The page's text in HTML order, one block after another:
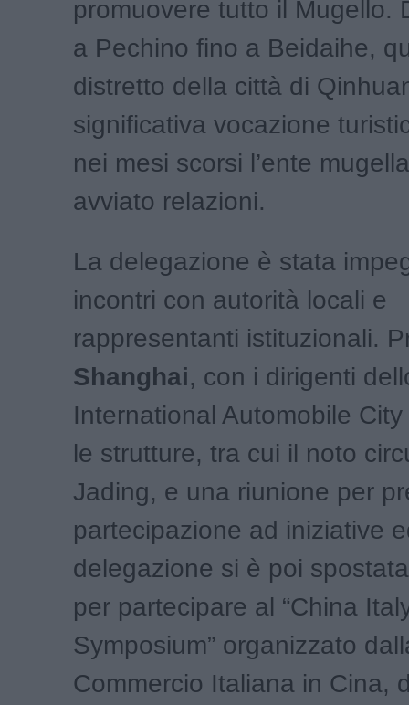
promuovere tutto il Mugello.
a Pechino fino a Beidaihe,
distretto della città di
significativa vocazione
nei mesi scorsi l’ente
avviato relazioni.
La delegazione è stata
incontri con autorità locali e
rappresentanti istituzionali.
Shanghai, con i dirigenti
International Automobile
le strutture, tra cui il noto
Jading, e una riunione per
partecipazione ad iniziative
delegazione si è poi
per partecipare al “China
Symposium” organizzato
Commercio Italiana in Cina,